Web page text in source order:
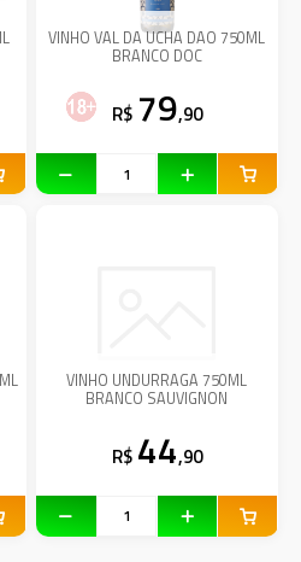
VINHO VAL DA UCHA DAO 750ML
BRANCO DOC
R$ 79,90
VINHO UNDURRAGA 750ML
BRANCO SAUVIGNON
R$ 44,90